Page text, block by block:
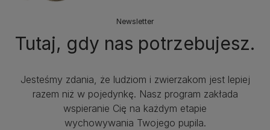
Newsletter
Tutaj, gdy nas potrzebujesz.
Jesteśmy zdania, że ludziom i zwierzakom jest lepiej
razem niż w pojedynkę. Nasz program zakłada
wspieranie Cię na każdym etapie
wychowywania Twojego pupila.